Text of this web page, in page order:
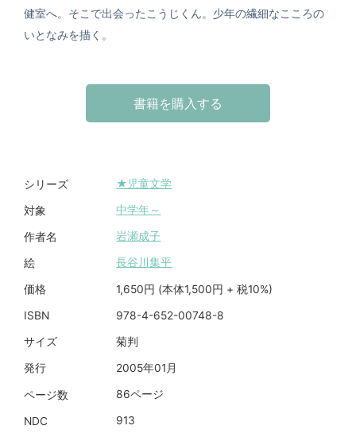
健室へ。そこで出会ったこうじくん。少年の繊細なこころの
いとなみを描く。
書籍を購入する
シリーズ ★児童文学
対象 中学年～
作者名 岩瀬成子
絵 長谷川集平
価格 1,650円 (本体1,500円 + 税10%)
ISBN 978-4-652-00748-8
サイズ 菊判
発行 2005年01月
ページ数 86ページ
NDC 913